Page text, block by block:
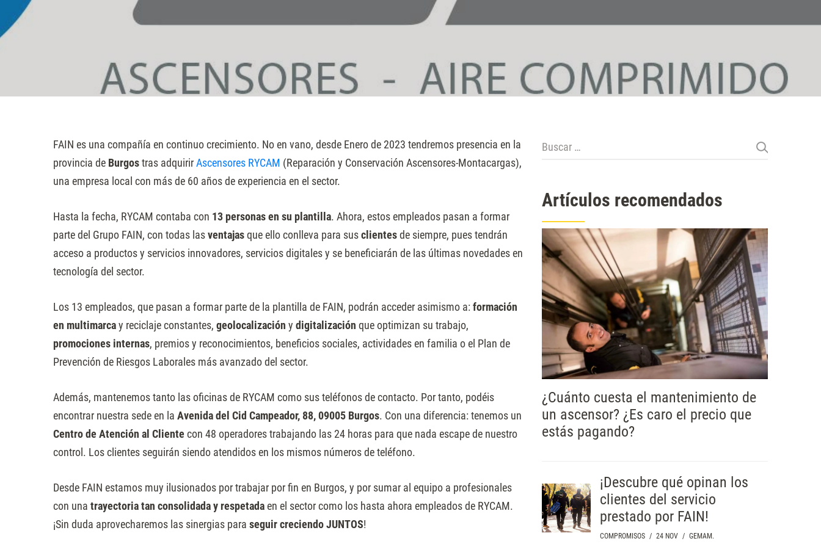
web
accesibilidad.
FAIN es una compañía en continuo crecimiento. No en vano, desde Enero de 2023 tendremos presencia en la
provincia de Burgostras adquirirAscensores RYCAM (Reparación y Conservación Ascensores-Montacargas),
una empresa local con más de 60 años de experiencia en el sector.
Hasta la fecha, RYCAM contaba con 13 personas en su plantilla. Ahora, estos empleados pasan a formar
parte del Grupo FAIN, con todas lasventajasque ello conlleva para susclientesde siempre, pues tendrán
acceso a productos y servicios innovadores, servicios digitales y se beneficiarán de las últimas novedades en
tecnología del sector.
Los 13 empleados, que pasan a formar parte de la plantilla de FAIN, podrán acceder asimismo a: formación
en multimarcay reciclaje constantes, geolocalización y digitalización que optimizan su trabajo,
promociones internas, premios y reconocimientos, beneficios sociales, actividades en familia o el Plan de
Prevención de Riesgos Laborales más avanzado del sector.
Además, mantenemos tanto las oficinas de RYCAM como susteléfonos de contacto. Por tanto, podéis
encontrar nuestra sede en la Avenida del Cid Campeador, 88, 09005 Burgos. Con una diferencia: tenemos un
Centro de Atención al Cliente con 48 operadores trabajando las 24 horas para que nada escape de nuestro
control. Los clientes seguirán siendo atendidos en los mismos números de teléfono.
Desde FAIN estamos muy ilusionados por trabajar por fin en Burgos, y por sumar al equipo a profesionales
con una trayectoria tan consolidada y respetadaen el sector como los hasta ahora empleados de RYCAM.
¡Sin duda aprovecharemos las sinergias para seguir creciendo JUNTOS!
Buscar:
Artículos recomendados
¿Cuánto cuesta el mantenimiento de
un ascensor? ¿Es caro el precio que
estás pagando?
¡Descubre qué opinan los
clientes del servicio
prestado por FAIN!
COMPROMISOS / 24 NOV / GEMAM.